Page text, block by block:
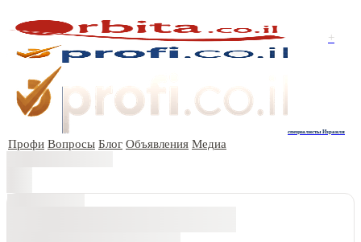
+
специалисты Израиля
Профи Вопросы Блог Объявления Медиа